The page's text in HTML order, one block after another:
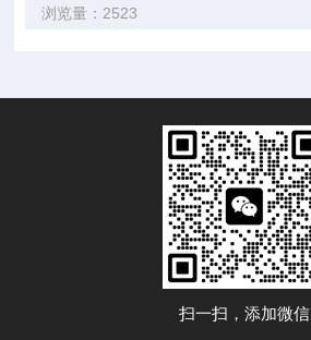
浏览量：2523
扫一扫，添加微信